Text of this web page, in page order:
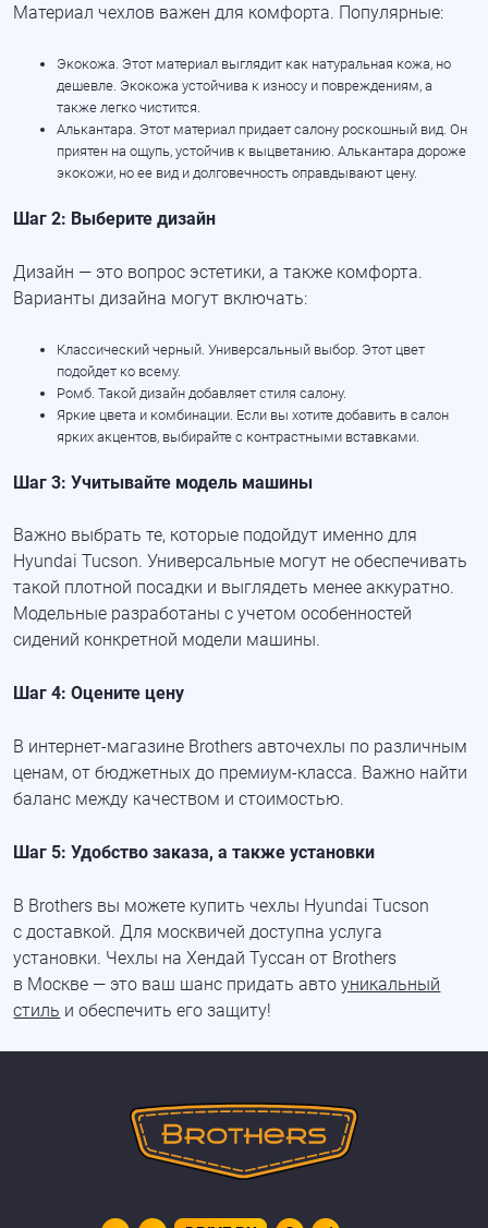
Материал чехлов важен для комфорта. Популярные:
Экокожа. Этот материал выглядит как натуральная кожа, но
дешевле. Экокожа устойчива к износу и повреждениям, а
также легко чистится.
Алькантара. Этот материал придает салону роскошный вид. Он
приятен на ощупь, устойчив к выцветанию. Алькантара дороже
экокожи, но ее вид и долговечность оправдывают цену.
Шаг 2: Выберите дизайн
Дизайн — это вопрос эстетики, а также комфорта.
Варианты дизайна могут включать:
Классический черный. Универсальный выбор. Этот цвет
подойдет ко всему.
Ромб. Такой дизайн добавляет стиля салону.
Яркие цвета и комбинации. Если вы хотите добавить в салон
ярких акцентов, выбирайте с контрастными вставками.
Шаг 3: Учитывайте модель машины
Важно выбрать те, которые подойдут именно для
Hyundai Tucson. Универсальные могут не обеспечивать
такой плотной посадки и выглядеть менее аккуратно.
Модельные разработаны с учетом особенностей
сидений конкретной модели машины.
Шаг 4: Оцените цену
В интернет-магазине Brothers авточехлы по различным
ценам, от бюджетных до премиум-класса. Важно найти
баланс между качеством и стоимостью.
Шаг 5: Удобство заказа, а также установки
В Brothers вы можете купить чехлы Hyundai Tucson
с доставкой. Для москвичей доступна услуга
установки. Чехлы на Хендай Туссан от Brothers
в Москве — это ваш шанс придать автоуникальный
стиль и обеспечить его защиту!